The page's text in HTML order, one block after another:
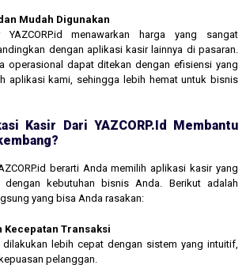
Mudah Digunakan
menawarkan harga yang sangat
dengan aplikasi kasir lainnya di pasaran.
operasional dapat ditekan dengan efisiensi yang
aplikasi kami, sehingga lebih hemat untuk bisnis
Kasir Dari YAZCORP.id Membantu
berarti Anda memilih aplikasi kasir yang
dengan kebutuhan bisnis Anda. Berikut adalah
yang bisa Anda rasakan:
Kecepatan Transaksi
dilakukan lebih cepat dengan sistem yang intuitif,
pelanggan.